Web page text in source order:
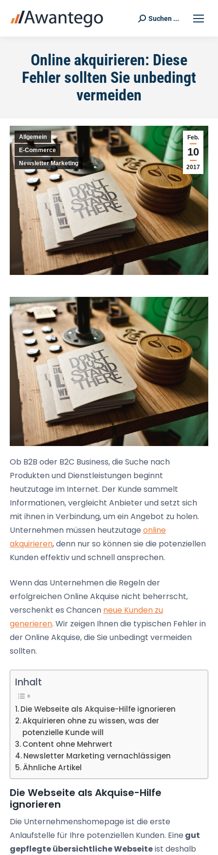
Search:
Suchen ...
Online akquirieren: Diese
Fehler sollten Sie unbedingt
vermeiden
Feb.
10
2017
Allgemein
E-Commerce
Newsletter Marketing
Ob B2B oder B2C Business, die Suche nach
Produkten und Dienstleistungen beginnt
heutzutage im Internet. Der Kunde sammelt
Informationen, vergleicht Anbieter und setzt sich
mit ihnen in Verbindung, um ein Angebot zu holen.
Unternehmen müssen heutzutage online
akquirieren, denn nur so können sie die potenziellen
Kunden effektiv und schnell ansprechen.
Wenn das Unternehmen die Regeln der
erfolgreichen Online Akquise nicht beherrscht,
verschenkt es Chancen neue Kunden zu
generieren. Wir zeigen Ihnen die typischen Fehler in
der Online Akquise, die Sie unbedingt vermeiden
sollten.
Inhalt
Die Webseite als Akquise-Hilfe ignorieren
Akquirieren ohne zu wissen, was der
potenzielle Kunde will
Content ohne Mehrwert
Newsletter Marketing vernachlässigen
Ähnliche Artikel
Die Webseite als Akquise-Hilfe
ignorieren
Die Unternehmenshomepage ist die erste
Anlaufstelle für Ihre potenziellen Kunden. Eine gut
gepflegte übersichtliche Webseiteist deshalb